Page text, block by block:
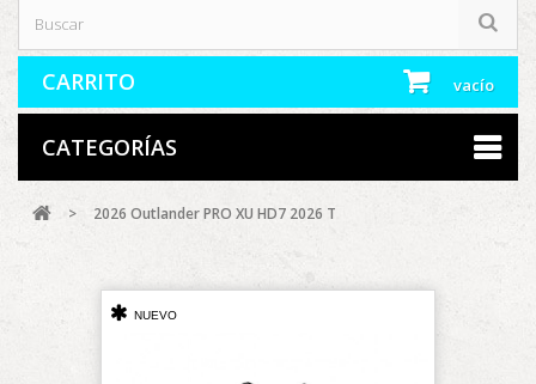
CARRITO vacío
CATEGORÍAS
> 2026 Outlander PRO XU HD7 2026 T
NUEVO